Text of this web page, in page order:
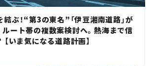
ぶ！“第3の東名”「伊豆湘南道路」が
ルート帯の複数案検討へ。熱海まで信
いま気になる道路計画】